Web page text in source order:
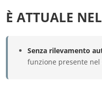
È ATTUALE
Senza rilevamento
funzione presente